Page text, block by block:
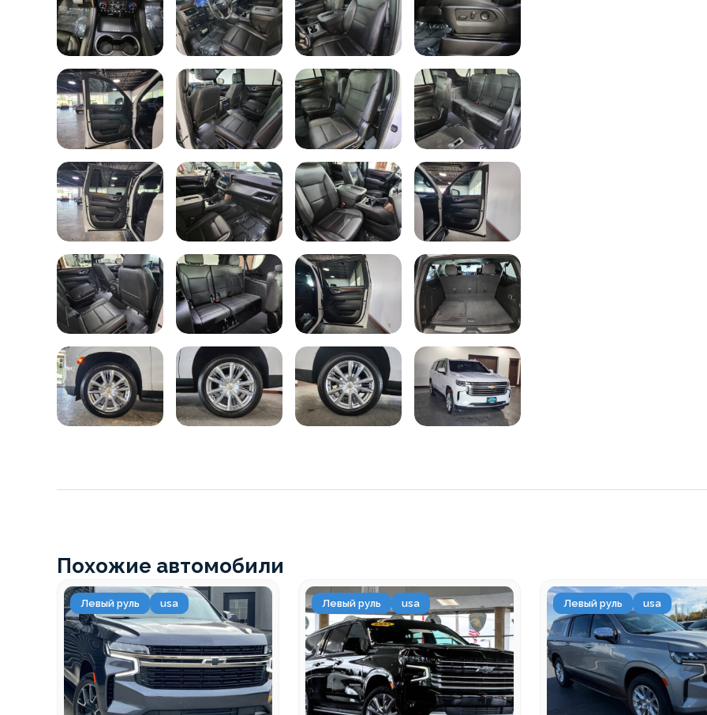
Похожие автомобили
Левый руль usa Левый руль usa Левый руль usa